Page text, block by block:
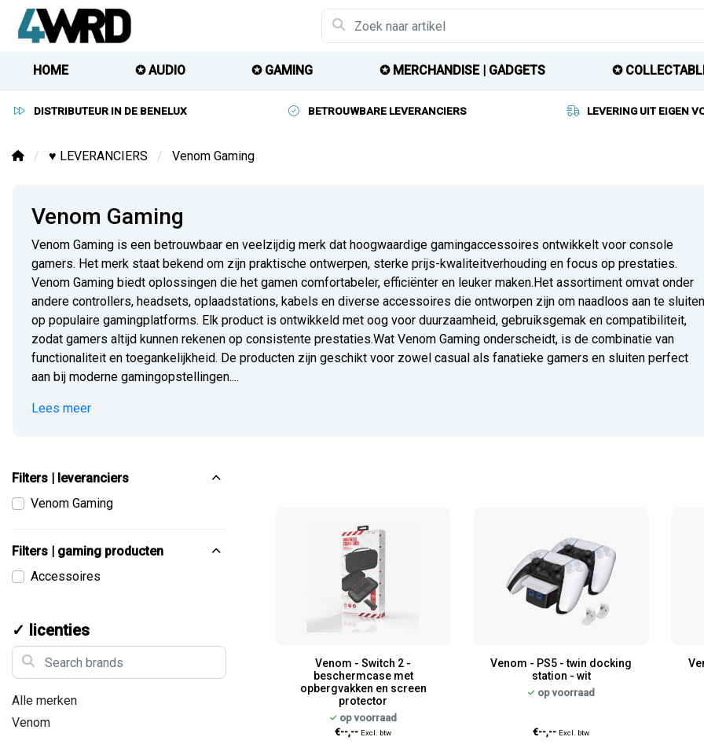
HOME ✪ AUDIO ✪ GAMING ✪ MERCHANDISE | GADGETS ✪
DISTRIBUTEUR IN DE BENELUX BETROUWBARE LEVERANCIERS LEVERING UIT EIGEN
♥︎ LEVERANCIERS Venom Gaming
Venom Gaming
Venom Gaming is een betrouwbaar en veelzijdig merk dat hoogwaardige gamingaccessoires ontwikkelt voor console
gamers. Het merk staat bekend om zijn praktische ontwerpen, sterke prijs-kwaliteitverhouding en focus op prestaties.
Venom Gaming biedt oplossingen die het gamen comfortabeler, efficiënter en leuker maken.Het assortiment omvat onder
andere controllers, headsets, oplaadstations, kabels en diverse accessoires die ontworpen zijn om naadloos aan te sluiten
op populaire gamingplatforms. Elk product is ontwikkeld met oog voor duurzaamheid, gebruiksgemak en compatibiliteit,
zodat gamers altijd kunnen rekenen op consistente prestaties.Wat Venom Gaming onderscheidt, is de combinatie van
functionaliteit en toegankelijkheid. De producten zijn geschikt voor zowel casual als fanatieke gamers en sluiten perfect
aan bij moderne gamingopstellingen....
Lees meer
Filters | leveranciers
Venom Gaming
Filters | gaming producten
Accessoires
✓ licenties
Search brands
Alle merken
Venom
Venom - Switch 2 -
beschermcase met
opbergvakken en screen
protector
op voorraad
€--,-- Excl. btw
Venom - PS5 - twin docking
station - wit
op voorraad
€--,-- Excl. btw